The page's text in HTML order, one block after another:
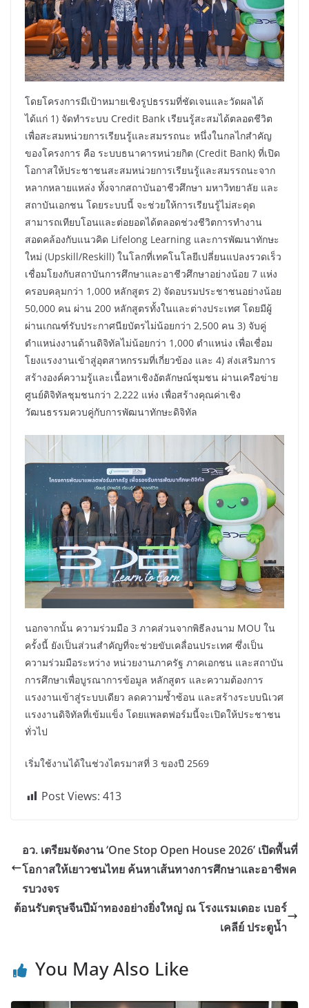
โดยโครงการมีเป้าหมายเชิงรูปธรรมที่ชัดเจนและวัดผลได้
ได้แก่ 1) จัดทำระบบ Credit Bank เรียนรู้สะสมได้ตลอดชีวิต
เพื่อสะสมหน่วยการเรียนรู้และสมรรถนะ หนึ่งในกลไกสำคัญ
ของโครงการ คือ ระบบธนาคารหน่วยกิต (Credit Bank) ที่เปิด
โอกาสให้ประชาชนสะสมหน่วยการเรียนรู้และสมรรถนะจาก
หลากหลายแหล่ง ทั้งจากสถาบันอาชีวศึกษา มหาวิทยาลัย และ
สถาบันเอกชน โดยระบบนี้ จะช่วยให้การเรียนรู้ไม่สะดุด
สามารถเทียบโอนและต่อยอดได้ตลอดช่วงชีวิตการทำงาน
สอดคล้องกับแนวคิด Lifelong Learning และการพัฒนาทักษะ
ใหม่ (Upskill/Reskill) ในโลกที่เทคโนโลยีเปลี่ยนแปลงรวดเร็ว
เชื่อมโยงกับสถาบันการศึกษาและอาชีวศึกษาอย่างน้อย 7 แห่ง
ครอบคลุมกว่า 1,000 หลักสูตร 2) จัดอบรมประชาชนอย่างน้อย
50,000 คน ผ่าน 200 หลักสูตรทั้งในและต่างประเทศ โดยมีผู้
ผ่านเกณฑ์รับประกาศนียบัตรไม่น้อยกว่า 2,500 คน 3) จับคู่
ตำแหน่งงานด้านดิจิทัลไม่น้อยกว่า 1,000 ตำแหน่ง เพื่อเชื่อม
โยงแรงงานเข้าสู่อุตสาหกรรมที่เกี่ยวข้อง และ 4) ส่งเสริมการ
สร้างองค์ความรู้และเนื้อหาเชิงอัตลักษณ์ชุมชน ผ่านเครือข่าย
ศูนย์ดิจิทัลชุมชนกว่า 2,222 แห่ง เพื่อสร้างคุณค่าเชิง
วัฒนธรรมควบคู่กับการพัฒนาทักษะดิจิทัล
นอกจากนั้น ความร่วมมือ 3 ภาคส่วนจากพิธีลงนาม MOU ใน
ครั้งนี้ ยังเป็นส่วนสำคัญที่จะช่วยขับเคลื่อนประเทศ ซึ่งเป็น
ความร่วมมือระหว่าง หน่วยงานภาครัฐ ภาคเอกชน และสถาบัน
การศึกษาเพื่อบูรณาการข้อมูล หลักสูตร และความต้องการ
แรงงานเข้าสู่ระบบเดียว ลดความซ้ำซ้อน และสร้างระบบนิเวศ
แรงงานดิจิทัลที่เข้มแข็ง โดยแพลตฟอร์มนี้จะเปิดให้ประชาชน
ทั่วไป
เริ่มใช้งานได้ในช่วงไตรมาสที่ 3 ของปี 2569
Post Views: 413
อว. เตรียมจัดงาน ‘One Stop Open House 2026’ เปิดพื้นที่
โอกาสให้เยาวชนไทย ค้นหาเส้นทางการศึกษาและอาชีพค
รบวงจร
ต้อนรับตรุษจีนปีม้าทองอย่างยิ่งใหญ่ ณ โรงแรมเดอะ เบอร์
เคลีย์ ประตูน้ำ
You May Also Like